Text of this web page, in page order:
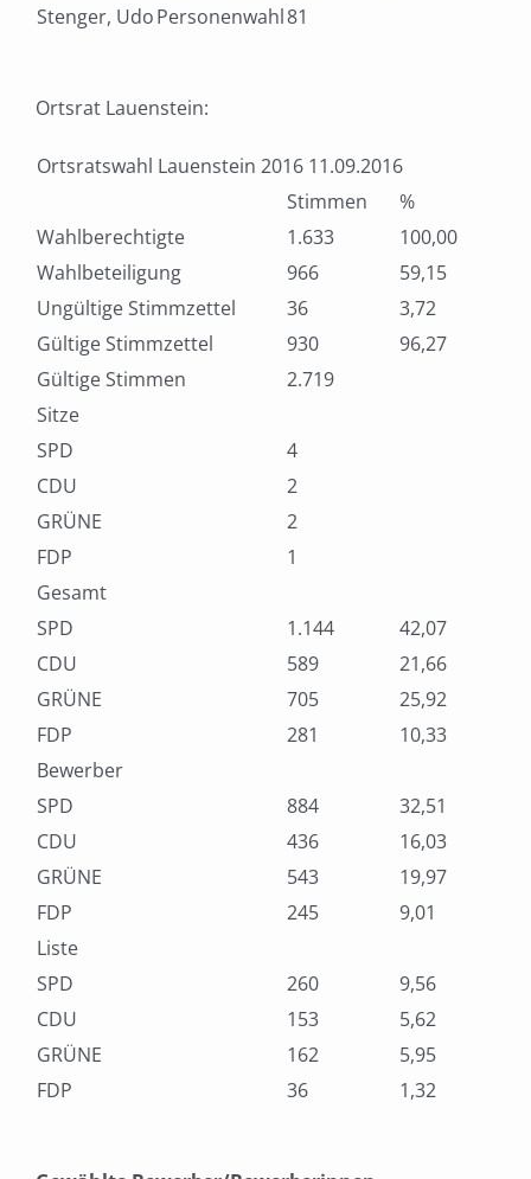
Stenger, UdoPersonenwahl81
Ortsrat Lauenstein:
Ortsratswahl Lauenstein 2016 11.09.2016
Stimmen
%
Wahlberechtigte
1.633
100,00
Wahlbeteiligung
966
59,15
Ungültige Stimmzettel
36
3,72
Gültige Stimmzettel
930
96,27
Gültige Stimmen
2.719
Sitze
SPD
4
CDU
2
GRÜNE
2
FDP
1
Gesamt
SPD
1.144
42,07
CDU
589
21,66
GRÜNE
705
25,92
FDP
281
10,33
Bewerber
SPD
884
32,51
CDU
436
16,03
GRÜNE
543
19,97
FDP
245
9,01
Liste
SPD
260
9,56
CDU
153
5,62
GRÜNE
162
5,95
FDP
36 1,32